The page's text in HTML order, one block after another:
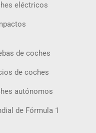
eléctricos
de coches
de coches
autónomos
de Fórmula 1